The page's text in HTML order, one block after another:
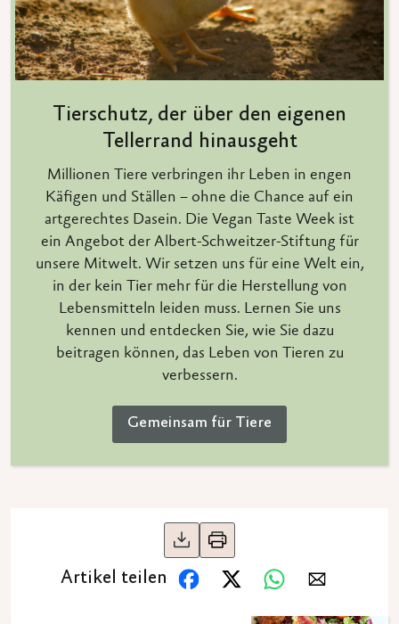
Tierschutz, der über den eigenen
Tellerrand hinausgeht
Millionen Tiere verbringen ihr Leben in engen
Käfigen und Ställen – ohne die Chance auf ein
artgerechtes Dasein. Die Vegan Taste Week ist
ein Angebot der Albert-Schweitzer-Stiftung für
unsere Mitwelt. Wir setzen uns für eine Welt ein,
in der kein Tier mehr für die Herstellung von
Lebensmitteln leiden muss. Lernen Sie uns
kennen und entdecken Sie, wie Sie dazu
beitragen können, das Leben von Tieren zu
verbessern.
Gemeinsam für Tiere
Artikel teilen